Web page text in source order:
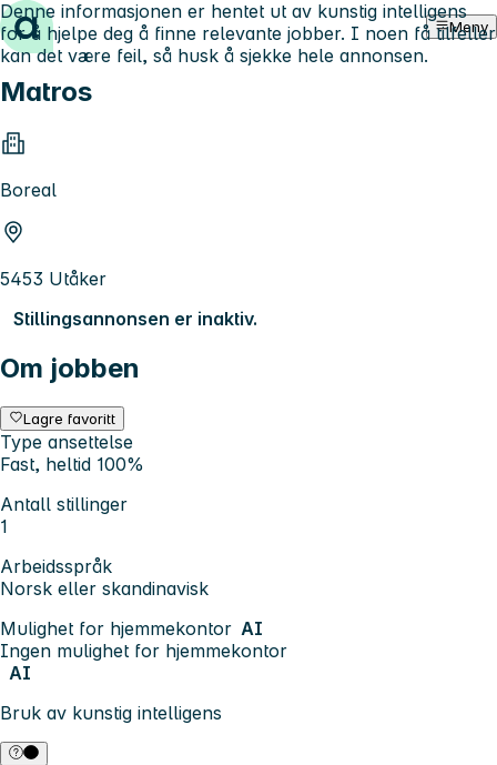
Hopp til innhold Meny
Matros
Boreal
5453 Utåker
Stillingsannonsen er inaktiv.
Om jobben
Lagre favoritt
Type ansettelse
Fast, heltid 100%
Antall stillinger
1
Arbeidsspråk
Norsk eller skandinavisk
Mulighet for hjemmekontor AI
Ingen mulighet for hjemmekontor
AI
Bruk av kunstig intelligens
Denne informasjonen er hentet ut av kunstig intelligens
for å hjelpe deg å finne relevante jobber. I noen få tilfeller
kan det være feil, så husk å sjekke hele annonsen.